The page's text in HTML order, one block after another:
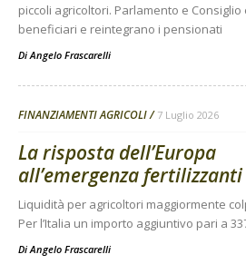
piccoli agricoltori. Parlamento e
beneficiari e reintegrano i pensionati
Di Angelo Frascarelli
FINANZIAMENTI AGRICOLI 7 Luglio 2026
La risposta dell’Europa
all’emergenza fertilizzanti
Liquidità per agricoltori maggiormente
Per l’Italia un importo aggiuntivo pari a
Di Angelo Frascarelli